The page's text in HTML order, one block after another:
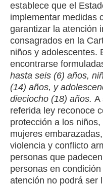
establece que el
implementar medidas
garantizar la atención
consagrados en la
niños y adolescentes.
encontrarse
hasta seis (6) años,
(14) años, y
dieciocho (18) años. A
referida ley reconoce
protección a los
mujeres
violencia y conflicto
personas que
personas en
atención no podrá ser